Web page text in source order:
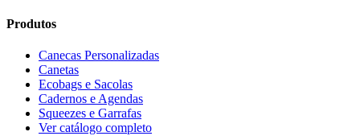
Produtos
Canecas Personalizadas
Canetas
Ecobags e Sacolas
Cadernos e Agendas
Squeezes e Garrafas
Ver catálogo completo